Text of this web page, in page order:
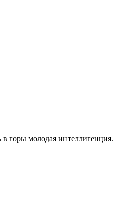
горы молодая интеллигенция.